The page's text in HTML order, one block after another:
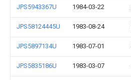
JPS5943367U 1984-03-22
JPS58124445U 1983-08-24
JPS5897134U 1983-07-01
JPS5835186U 1983-03-07